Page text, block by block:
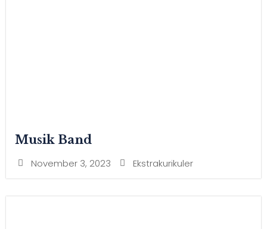
Musik Band
November 3, 2023 Ekstrakurikuler